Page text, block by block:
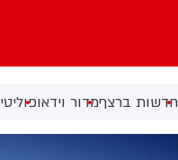
חדשות ברצףמדור וידאופוליטי